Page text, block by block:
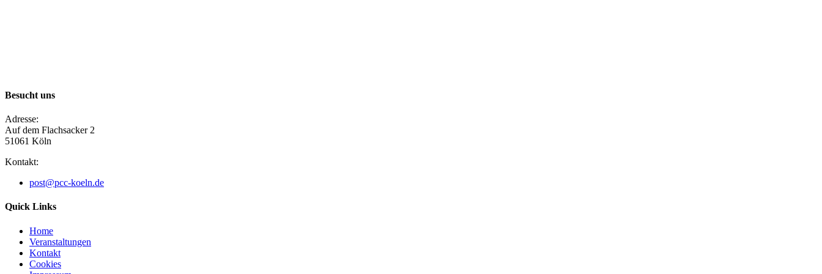
Besucht uns
Adresse:
Auf dem Flachsacker 2
51061 Köln​
Kontakt:
post@pcc-koeln.de
Quick Links
Home
Veranstaltungen
Kontakt
Cookies